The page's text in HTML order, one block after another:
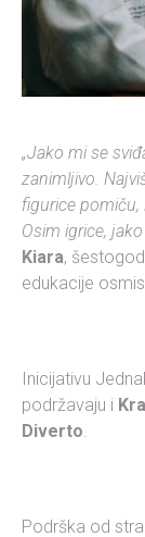
„Jako mi se
zanimljivo.
figurice pomiču,
Osim igrice,
Kiara,
edukacije
Inicijativu
podržavaju i
Diverto.
Podrška od